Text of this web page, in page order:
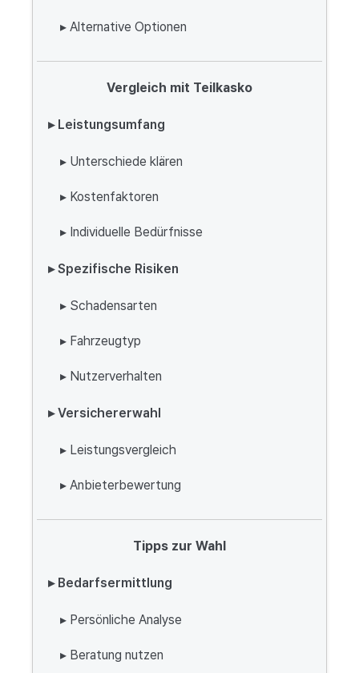
▸ Alternative Optionen
Vergleich mit Teilkasko
▸ Leistungsumfang
▸ Unterschiede klären
▸ Kostenfaktoren
▸ Individuelle Bedürfnisse
▸ Spezifische Risiken
▸ Schadensarten
▸ Fahrzeugtyp
▸ Nutzerverhalten
▸ Versichererwahl
▸ Leistungsvergleich
▸ Anbieterbewertung
Tipps zur Wahl
▸ Bedarfsermittlung
▸ Persönliche Analyse
▸ Beratung nutzen